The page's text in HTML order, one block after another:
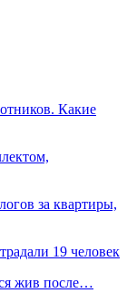
Какие
за квартиры,
19 человек
жив после…